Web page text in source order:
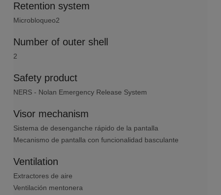
Retention system
Microbloqueo2
Number of outer shell
2
Safety product
NERS - Nolan Emergency Release System
Visor mechanism
Sistema de desenganche rápido de la pantalla
Mecanismo de pantalla con funcionalidad basculante
Ventilation
Extractores de aire
Ventilación mentonera